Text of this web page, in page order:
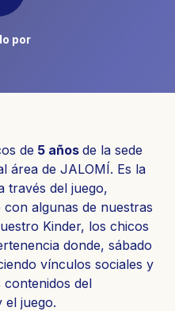
por
de 5 años de la sede
área de JALOMÍ. Es la
través del juego,
algunas de nuestras
Kinder, los chicos
donde, sábado
vínculos sociales y
del
el juego.